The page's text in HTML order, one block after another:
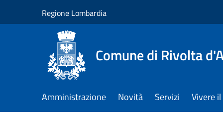
Regione Lombardia
Comune di Rivolta
Amministrazione Novità Servizi Vivere